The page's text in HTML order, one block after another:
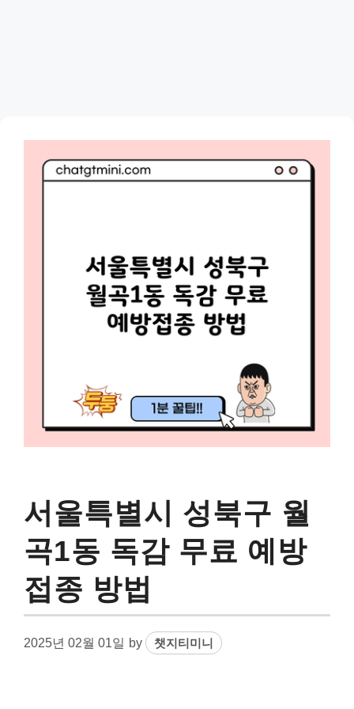
서울특별시 성북구 월
곡1동 독감 무료 예방
접종 방법
2025년 02월 01일 by 챗지티미니